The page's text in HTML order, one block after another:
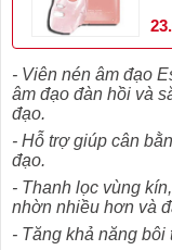
- Viên nén âm đạo
âm đạo đàn hồi và
đạo.
- Hỗ trợ giúp cân
đạo.
- Thanh lọc vùng
nhờn nhiều hơn và
- Tăng khả năng bôi